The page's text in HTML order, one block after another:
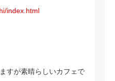
index.html
すが素晴らしいカフェで